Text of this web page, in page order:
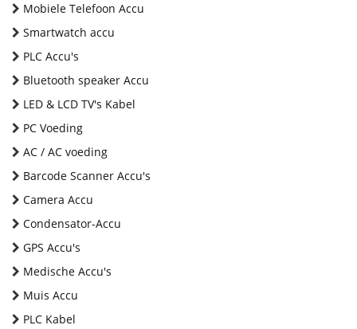
Mobiele Telefoon Accu
Smartwatch accu
PLC Accu's
Bluetooth speaker Accu
LED & LCD TV's Kabel
PC Voeding
AC / AC voeding
Barcode Scanner Accu's
Camera Accu
Condensator-Accu
GPS Accu's
Medische Accu's
Muis Accu
PLC Kabel